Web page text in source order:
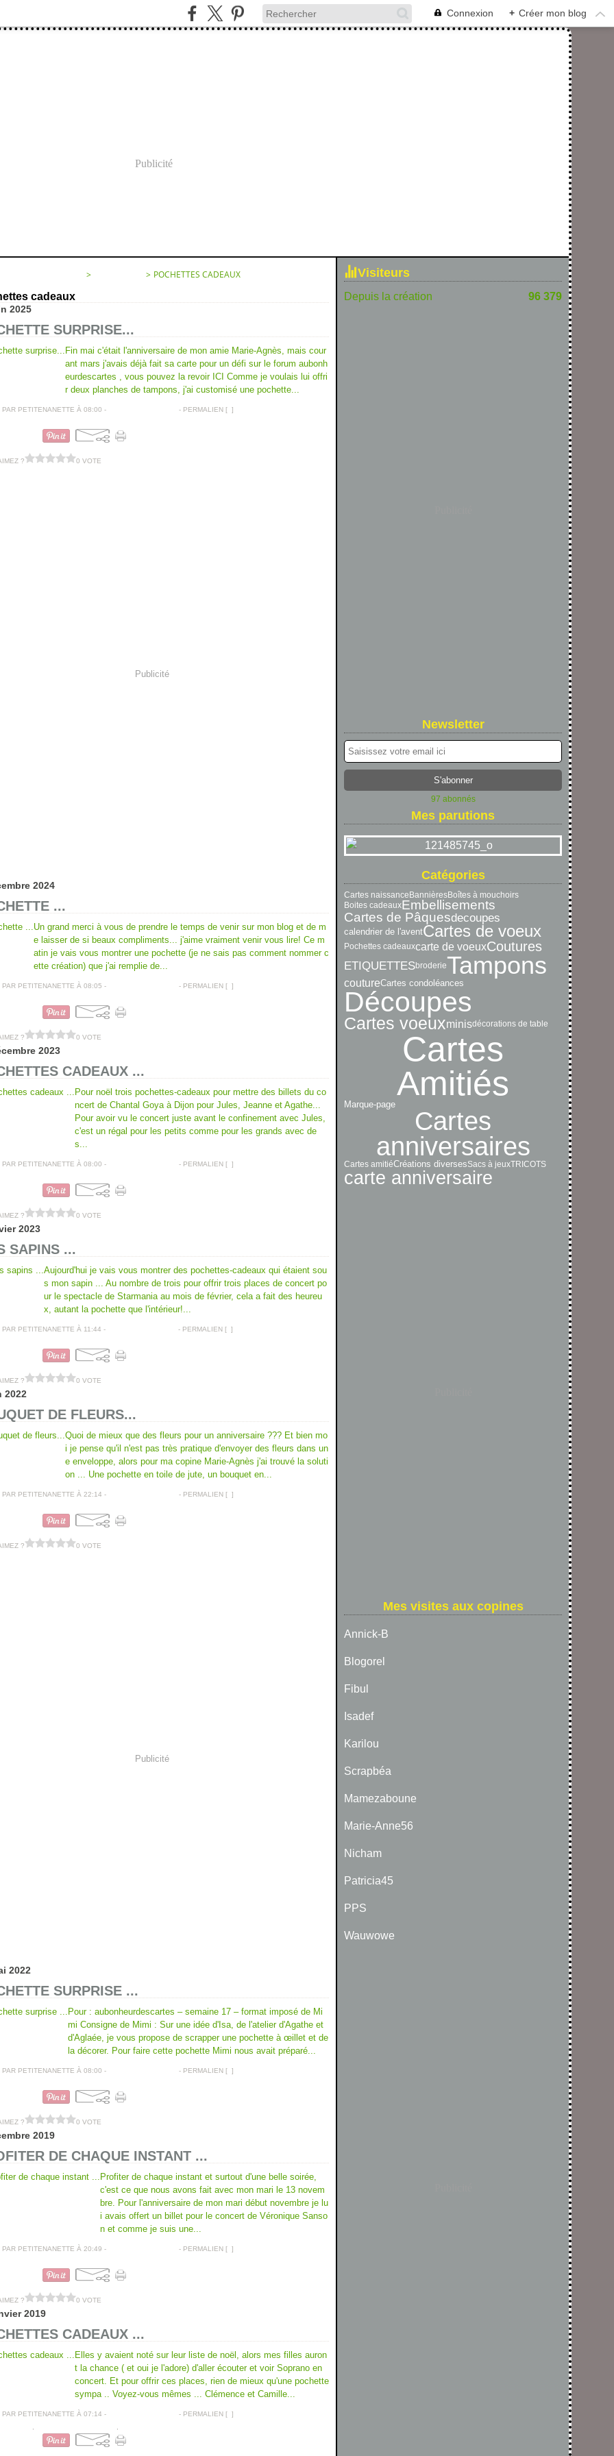
Connexion + Créer mon blog
Publicité
> > POCHETTES CADEAUX
cadeaux
2025
SURPRISE...
Fin mai c'était l'anniversaire de mon amie Marie-Agnès, mais cour
ant mars j'avais déjà fait sa carte pour un défi sur le forum aubonh
eurdescartes , vous pouvez la revoir ICI Comme je voulais lui offri
r deux planches de tampons, j'ai customisé une pochette...
PAR PETITENANETTE À 08:00 - - PERMALIEN [# ]
? 0 VOTE
Publicité
2024
...
Un grand merci à vous de prendre le temps de venir sur mon blog et de m
e laisser de si beaux compliments... j'aime vraiment venir vous lire! Ce m
atin je vais vous montrer une pochette (je ne sais pas comment nommer c
ette création) que j'ai remplie de...
PAR PETITENANETTE À 08:05 - - PERMALIEN [# ]
? 0 VOTE
2023
CADEAUX ...
Pour noël trois pochettes-cadeaux pour mettre des billets du co
ncert de Chantal Goya à Dijon pour Jules, Jeanne et Agathe...
Pour avoir vu le concert juste avant le confinement avec Jules,
c'est un régal pour les petits comme pour les grands avec de
s...
PAR PETITENANETTE À 08:00 - - PERMALIEN [# ]
? 0 VOTE
2023
SAPINS ...
Aujourd'hui je vais vous montrer des pochettes-cadeaux qui étaient sou
s mon sapin ... Au nombre de trois pour offrir trois places de concert po
ur le spectacle de Starmania au mois de février, cela a fait des heureu
x, autant la pochette que l'intérieur!...
PAR PETITENANETTE À 11:44 - - PERMALIEN [# ]
? 0 VOTE
2022
DE FLEURS...
Quoi de mieux que des fleurs pour un anniversaire ??? Et bien mo
i je pense qu'il n'est pas très pratique d'envoyer des fleurs dans un
e enveloppe, alors pour ma copine Marie-Agnès j'ai trouvé la soluti
on ... Une pochette en toile de jute, un bouquet en...
PAR PETITENANETTE À 22:14 - - PERMALIEN [# ]
? 0 VOTE
Publicité
2022
SURPRISE ...
Pour : aubonheurdescartes – semaine 17 – format imposé de Mi
mi Consigne de Mimi : Sur une idée d'Isa, de l'atelier d'Agathe et
d'Aglaée, je vous propose de scrapper une pochette à œillet et de
la décorer. Pour faire cette pochette Mimi nous avait préparé...
PAR PETITENANETTE À 08:00 - - PERMALIEN [# ]
? 0 VOTE
2019
DE CHAQUE INSTANT ...
Profiter de chaque instant et surtout d'une belle soirée,
c'est ce que nous avons fait avec mon mari le 13 novem
bre. Pour l'anniversaire de mon mari début novembre je lu
i avais offert un billet pour le concert de Véronique Sanso
n et comme je suis une...
PAR PETITENANETTE À 20:49 - - PERMALIEN [# ]
? 0 VOTE
2019
CADEAUX ...
Elles y avaient noté sur leur liste de noël, alors mes filles auron
t la chance ( et oui je l'adore) d'aller écouter et voir Soprano en
concert. Et pour offrir ces places, rien de mieux qu'une pochette
sympa .. Voyez-vous mêmes ... Clémence et Camille...
PAR PETITENANETTE À 07:14 - - PERMALIEN [# ]
Visiteurs
Depuis la création 96 379
Newsletter
97 abonnés
Mes parutions
Catégories
Cartes naissance BannièresBoîtes à mouchoirs
Boites cadeauxEmbellisements
Cartes de Pâquesdecoupes
calendrier de l'aventCartes de voeux
Pochettes cadeauxcarte de voeuxCoutures
ETIQUETTESbroderieTampons
coutureCartes condoléances
Découpes
Cartes voeuxminisdécorations de table
Cartes
Amitiés
Marque-page
Cartes
anniversaires
Cartes amitiéCréations diversesSacs à jeuxTRICOTS
carte anniversaire
Mes visites aux copines
Annick-B
Blogorel
Fibul
Isadef
Karilou
Scrapbéa
Mamezaboune
Marie-Anne56
Nicham
Patricia45
PPS
Wauwowe